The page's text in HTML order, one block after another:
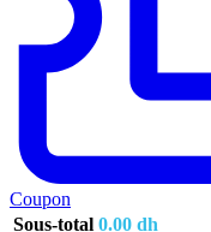
Coupon
Sous-total 0.00 dh